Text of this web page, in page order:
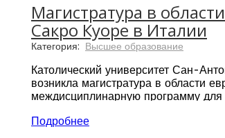
Магистратура в
Сакро Куоре в Италии
Категория: Высшее образование
Католический университет Сан-
возникла магистратура в области
междисциплинарную программу для
Подробнее